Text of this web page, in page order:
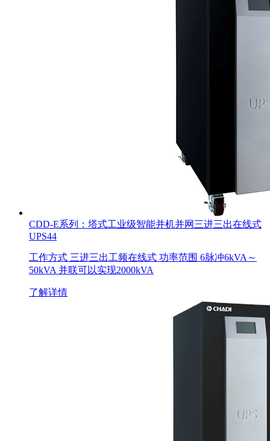
CDD-E系列：塔式工业级智能并机并网三进三出在线式
UPS44
工作方式 三进三出工频在线式 功率范围 6脉冲6kVA～
50kVA 并联可以实现2000kVA
了解详情